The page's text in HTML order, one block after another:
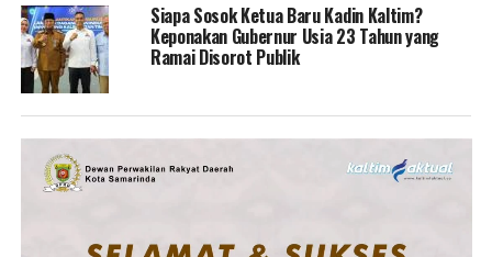
Siapa Sosok Ketua Baru Kadin Kaltim?
Keponakan Gubernur Usia 23 Tahun yang
Ramai Disorot Publik